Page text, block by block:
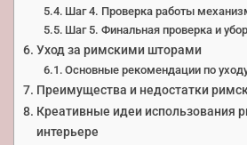
Шаг 4. Проверка работы
Шаг 5. Финальная проверка и
Уход за римскими шторами
Основные рекомендации по
Преимущества и недостатки
Креативные идеи использования
интерьере